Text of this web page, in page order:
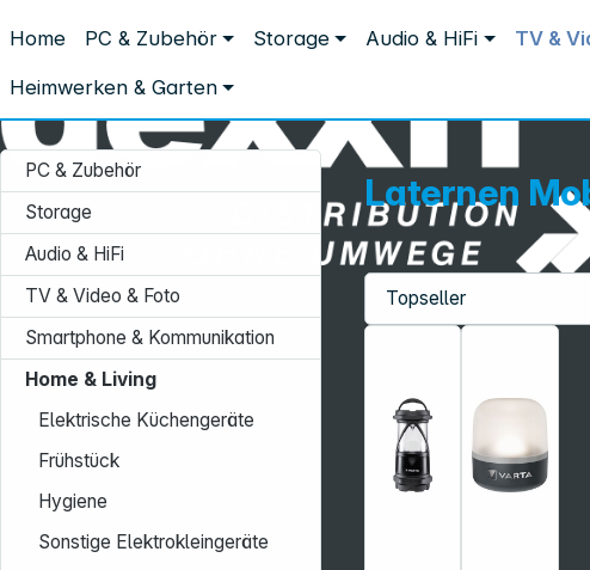
Home PC & Zubehör Storage Audio & HiFi TV &
Heimwerken & Garten
Home & Living Beleuchtung Laternen Mobil
Laternen Mobil
PC & Zubehör
Storage
Audio & HiFi
TV & Video & Foto
Smartphone & Kommunikation
Home & Living
Elektrische Küchengeräte
Frühstück
Hygiene
Sonstige Elektrokleingeräte
Laternen
Service-Hotline:
+49 931 9708–496
Mo. - Fr.: 08:00 - 17:00 Uhr